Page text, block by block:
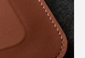
パソコンを収納し